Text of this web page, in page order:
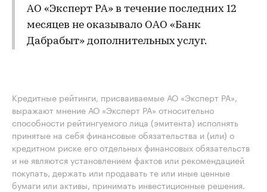
АО «Эксперт РА» в течение последних 12
месяцев не оказывало ОАО «Банк
Дабрабыт» дополнительных услуг.
Кредитные рейтинги, присваиваемые АО «Эксперт РА»,
выражают мнение АО «Эксперт РА» относительно
способности рейтингуемого лица (эмитента) исполнять
принятые на себя финансовые обязательства и (или) о
кредитном риске его отдельных финансовых обязательств
и не являются установлением фактов или рекомендацией
покупать, держать или продавать те или иные ценные
бумаги или активы, принимать инвестиционные решения.